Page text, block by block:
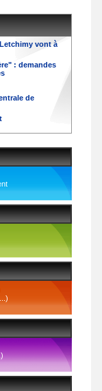
vont à
: demandes
de